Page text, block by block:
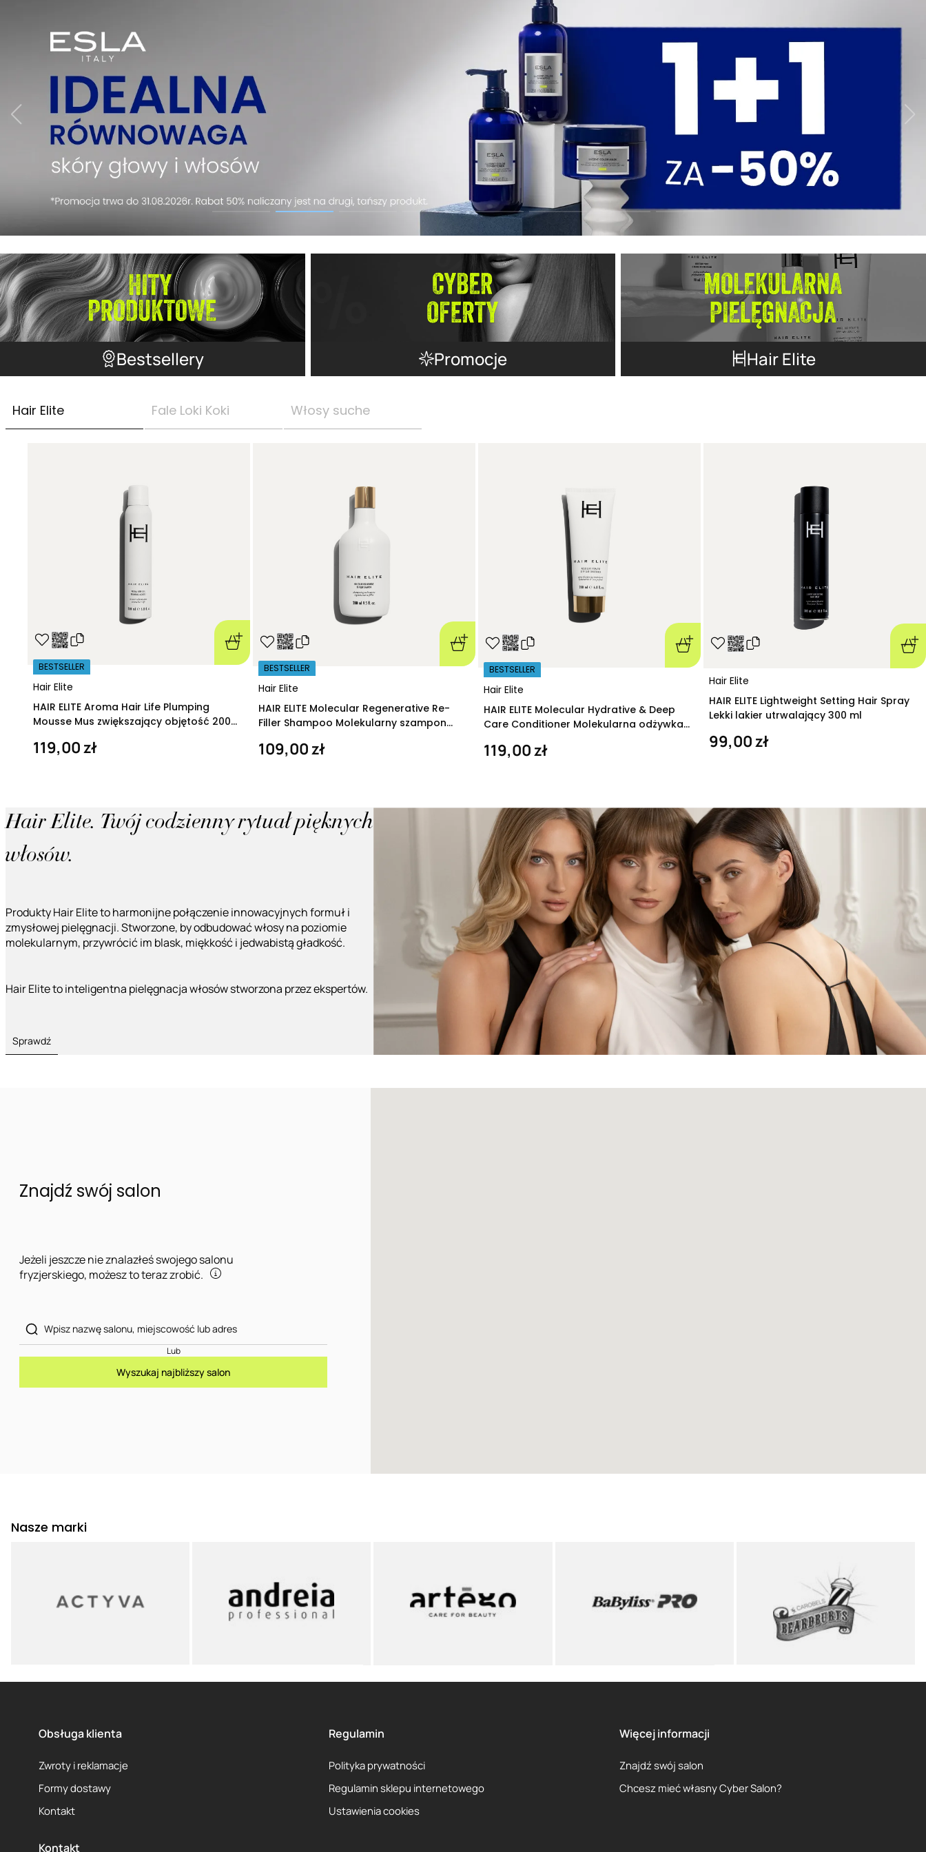
Bestsellery Promocje Hair Elite
Hair Elite Fale Loki Koki Włosy suche
Hair Elite
BESTSELLER
HAIR ELITE Aroma Hair Life Plumping
Mousse Mus zwiększający objętość 200
119,00 zł
Hair Elite
BESTSELLER
HAIR ELITE Molecular Regenerative Re-
Filler Shampoo Molekularny szampon
109,00 zł
Hair Elite
BESTSELLER
HAIR ELITE Molecular Hydrative & Deep
Care Conditioner Molekularna odżywka
119,00 zł
Hair Elite
HAIR ELITE Lightweight Setting Hair Spray
Lekki lakier utrwalający 300 ml
99,00 zł
Hair Elite. Twój codzienny rytuał pięknych
włosów.
Produkty Hair Elite to harmonijne połączenie innowacyjnych formuł i
zmysłowej pielęgnacji. Stworzone, by odbudować włosy na poziomie
molekularnym, przywrócić im blask, miękkość i jedwabistą gładkość.
Hair Elite to inteligentna pielęgnacja włosów stworzona przez ekspertów.
Sprawdź
Znajdź swój salon
Jeżeli jeszcze nie znalazłeś swojego salonu
fryzjerskiego, możesz to teraz zrobić.
Lub
Wyszukaj najbliższy salon
Nasze marki
Obsługa klienta
Zwroty i reklamacje
Formy dostawy
Kontakt
Regulamin
Polityka prywatności
Regulamin sklepu internetowego
Ustawienia cookies
Więcej informacji
Znajdź swój salon
Chcesz mieć własny Cyber Salon?
Kontakt